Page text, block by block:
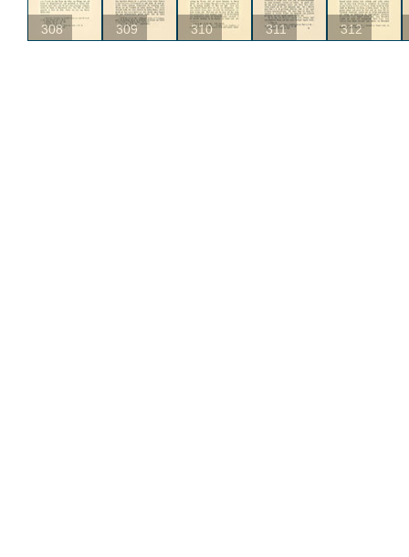
308 309 310 311 312